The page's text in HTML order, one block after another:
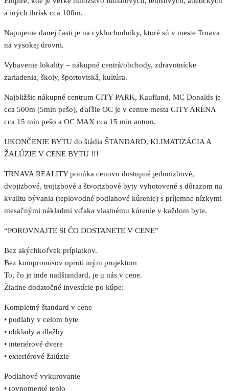
a iných ihrísk cca 100m.
Napojenie danej časti je na cyklochodníky, ktoré sú v meste Trnava
na vysokej úrovni.
Vybavenie lokality – nákupné centrá/obchody, zdravotnícke
zariadenia, školy, športoviská, kultúra.
Najbližšie nákupné centrum CITY PARK, Kaufland, MC Donalds je
cca 500m (5min pešo), ďaľšie OC je v centre mesta CITY ARÉNA
cca 15 min pešo a OC MAX cca 15 min autom.
UKONČENIE BYTU do štádia ŠTANDARD, KLIMATIZÁCIA A
ŽALÚZIE V CENE BYTU !!!
TRNAVA REALITY ponúka cenovo dostupné jednoizbové,
dvojizbové, trojizbové a štvorizbové byty vyhotovené s dôrazom na
kvalitu bývania (teplovodné podlahové kúrenie) s príjemne nízkymi
mesačnými nákladmi vďaka vlastnému kúrenie v každom byte.
“POROVNAJTE SI ČO DOSTANETE V CENE”
Bez akýchkoľvek príplatkov.
Bez kompromisov oproti iným projektom
To, čo je inde nadštandard, je u nás v cene.
Žiadne dodatočné investície po kúpe:
Kompletný štandard v cene
• podlahy v celom byte
• obklady a dlažby
• interiérové dvere
• exteriérové žalúzie
Podlahové vykurovanie
• rovnomerné teplo